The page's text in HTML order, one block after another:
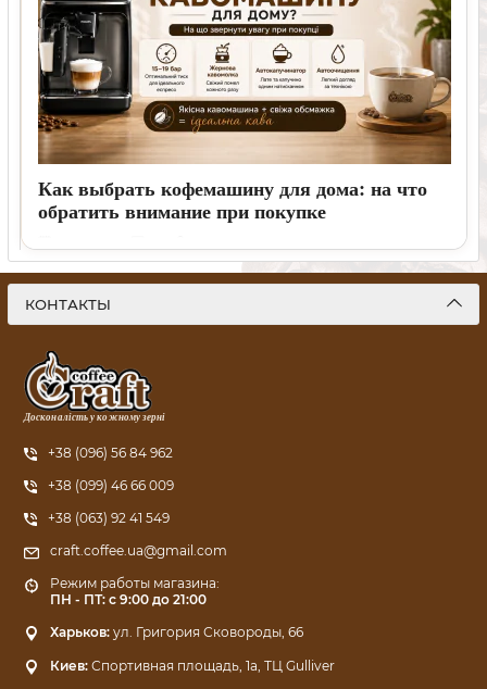
Как выбрать кофемашину для дома: на что
обратить внимание при покупке
функции смотреть в первую очередь, какие модели
подойдут для эспрессо и молочных напитков и какой кофе
лучше использовать каждый день.
КОНТАКТЫ
Досконалість у кожному зерні
+38 (096) 56 84 962
+38 (099) 46 66 009
+38 (063) 92 41 549
craft.coffee.ua@gmail.com
Режим работы магазина:
ПН - ПТ: с 9:00 до 21:00
Харьков: ул. Григория Сковороды, 66
Киев: Спортивная площадь, 1a, ТЦ Gulliver